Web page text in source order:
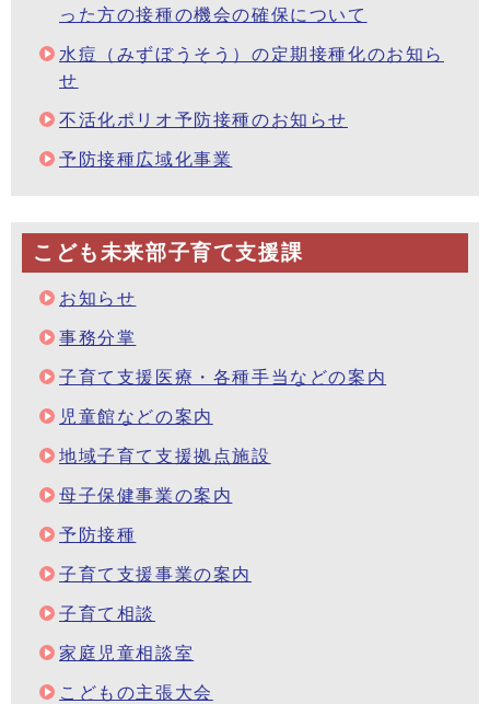
った方の接種の機会の確保について
水痘（みずぼうそう）の定期接種化のお知ら
せ
不活化ポリオ予防接種のお知らせ
予防接種広域化事業
こども未来部子育て支援課
お知らせ
事務分掌
子育て支援医療・各種手当などの案内
児童館などの案内
地域子育て支援拠点施設
母子保健事業の案内
予防接種
子育て支援事業の案内
子育て相談
家庭児童相談室
こどもの主張大会